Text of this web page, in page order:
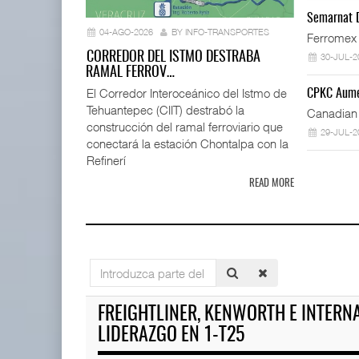
04-AGO-2026 BY INFO-TRANSPORTES
CORREDOR DEL ISTMO DESTRABA
RAMAL FERROV…
El Corredor Interoceánico del Istmo de
Tehuantepec (CIIT) destrabó la
construcción del ramal ferroviario que
conectará la estación Chontalpa con la
Refinerí
READ MORE
Semarnat
30-JUL-
CPKC
29-JUL-
Introduzca
parte
del
título
FREIGHTLINER, KENWORTH E
LIDERAZGO EN 1-T25
IT-ANÁLISIS: Mercado Pago acelera
competencia ...
04 AGO 2026
Greenbrier mejora márgenes por
eficiencia en ...
04 AGO 2026
Corredor
04 AGO
04 AGO 2026
ASPA pide bloquear eventual
04 AGO 2026